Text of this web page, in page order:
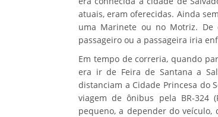
atuais, eram oferecidas. Ainda
uma Marinete ou no Motriz.
passageiro ou a passageira iria
Em tempo de correria, quando
era ir de Feira de Santana a
distanciam a Cidade Princesa do
viagem de ônibus pela BR-324
pequeno, a depender do veículo,